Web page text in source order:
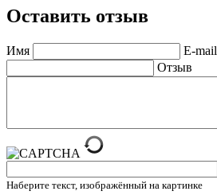
Оставить отзыв
Имя
E-mail
Отзыв
Наберите текст, изображённый на картинке